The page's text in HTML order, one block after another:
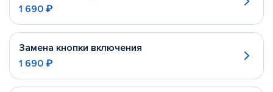
1 690 ₽
Замена кнопки включения
1 690 ₽